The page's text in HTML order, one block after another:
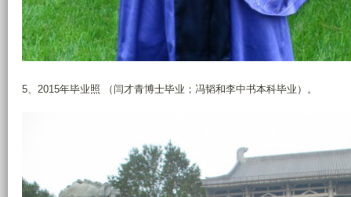
5、2015年毕业照 （闫才青博士毕业；冯韬和李中书本科毕业）。